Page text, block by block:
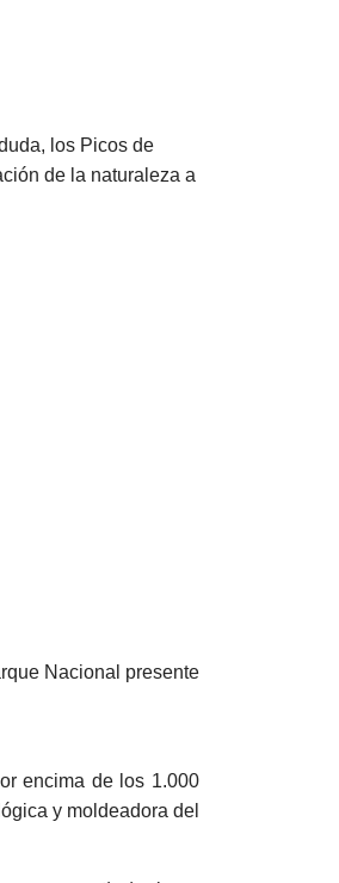
los Picos de
de la naturaleza a
Nacional presente
encima de los 1.000
y moldeadora del